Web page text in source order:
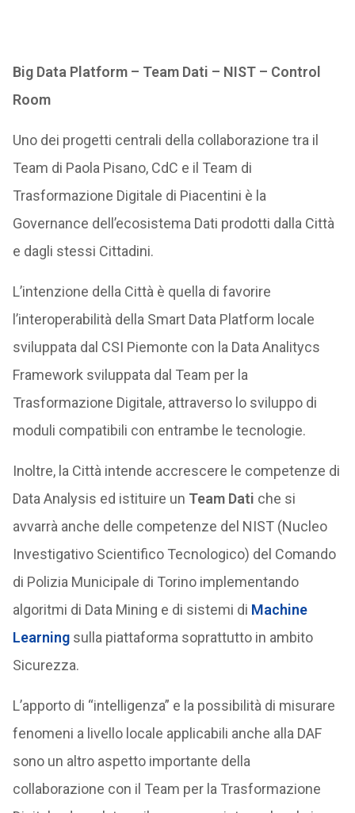
Big Data Platform – Team Dati – NIST – Control
Room
Uno dei progetti centrali della collaborazione tra il
Team di Paola Pisano, CdC e il Team di
Trasformazione Digitale di Piacentini è la
Governance dell’ecosistema Dati prodotti dalla Città
e dagli stessi Cittadini.
L’intenzione della Città è quella di favorire
l’interoperabilità della Smart Data Platform locale
sviluppata dal CSI Piemonte con la Data Analitycs
Framework sviluppata dal Team per la
Trasformazione Digitale, attraverso lo sviluppo di
moduli compatibili con entrambe le tecnologie.
Inoltre, la Città intende accrescere le competenze di
Data Analysis ed istituire un Team Dati che si
avvarrà anche delle competenze del NIST (Nucleo
Investigativo Scientifico Tecnologico) del Comando
di Polizia Municipale di Torino implementando
algoritmi di Data Mining e di sistemi di Machine
Learningsulla piattaforma soprattutto in ambito
Sicurezza.
L’apporto di “intelligenza” e la possibilità di misurare
fenomeni a livello locale applicabili anche alla DAF
sono un altro aspetto importante della
collaborazione con il Team per la Trasformazione